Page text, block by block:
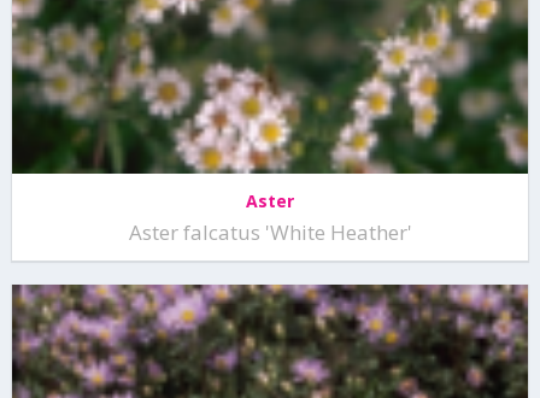
Aster
Aster falcatus 'White Heather'